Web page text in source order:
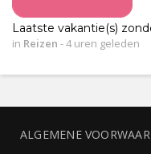
Laatste vakantie(s)
in Reizen -4 uren geleden
ALGEMENE